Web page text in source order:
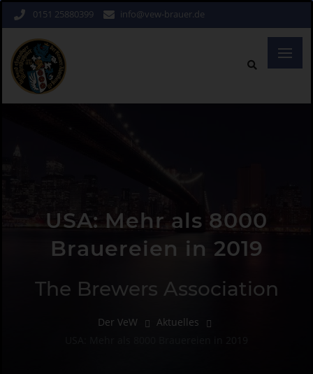
0151 25880399 info@vew-brauer.de
USA: Mehr als 8000
Brauereien in 2019
The Brewers Association
Der VeW
Aktuelles